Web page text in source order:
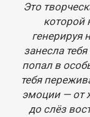
Это
которой
генерируя
занесла
попал в
тебя
эмоции — от
до слёз